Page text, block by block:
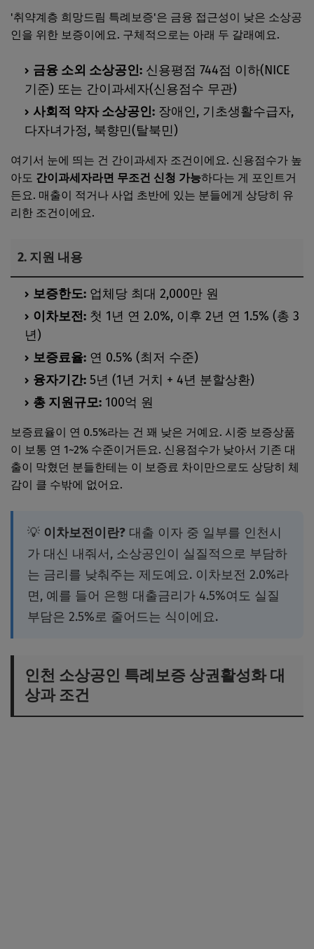
'취약계층 희망드림 특례보증'은 금융 접근성이 낮은 소상공
인을 위한 보증이에요. 구체적으로는 아래 두 갈래예요.
금융 소외 소상공인: 신용평점 744점 이하(NICE
기준) 또는 간이과세자(신용점수 무관)
사회적 약자 소상공인: 장애인, 기초생활수급자,
다자녀가정, 북향민(탈북민)
여기서 눈에 띄는 건 간이과세자 조건이에요. 신용점수가 높
아도 간이과세자라면 무조건 신청 가능하다는 게 포인트거
든요. 매출이 적거나 사업 초반에 있는 분들에게 상당히 유
리한 조건이에요.
2. 지원 내용
보증한도: 업체당 최대 2,000만 원
이차보전: 첫 1년 연 2.0%, 이후 2년 연 1.5% (총 3
년)
보증료율: 연 0.5% (최저 수준)
융자기간: 5년 (1년 거치 + 4년 분할상환)
총 지원규모: 100억 원
보증료율이 연 0.5%라는 건 꽤 낮은 거예요. 시중 보증상품
이 보통 연 1~2% 수준이거든요. 신용점수가 낮아서 기존 대
출이 막혔던 분들한테는 이 보증료 차이만으로도 상당히 체
감이 클 수밖에 없어요.
💡 이차보전이란? 대출 이자 중 일부를 인천시
가 대신 내줘서, 소상공인이 실질적으로 부담하
는 금리를 낮춰주는 제도예요. 이차보전 2.0%라
면, 예를 들어 은행 대출금리가 4.5%여도 실질
부담은 2.5%로 줄어드는 식이에요.
인천 소상공인 특례보증 상권활성화 대
상과 조건